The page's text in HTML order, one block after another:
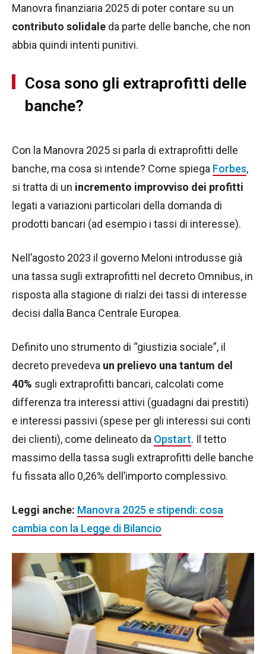
Manovra finanziaria 2025 di poter contare su un
contributo solidale da parte delle banche, che non
abbia quindi intenti punitivi.
Cosa sono gli extraprofitti delle
banche?
Con la Manovra 2025 si parla di extraprofitti delle
banche, ma cosa si intende? Come spiega Forbes,
si tratta di un incremento improvviso dei profitti
legati a variazioni particolari della domanda di
prodotti bancari (ad esempio i tassi di interesse).
Nell’agosto 2023 il governo Meloni introdusse già
una tassa sugli extraprofitti nel decreto Omnibus, in
risposta alla stagione di rialzi dei tassi di interesse
decisi dalla Banca Centrale Europea.
Definito uno strumento di “giustizia sociale”, il
decreto prevedeva un prelievo una tantum del
40% sugli extraprofitti bancari, calcolati come
differenza tra interessi attivi (guadagni dai prestiti)
e interessi passivi (spese per gli interessi sui conti
dei clienti), come delineato da Opstart. Il tetto
massimo della tassa sugli extraprofitti delle banche
fu fissata allo 0,26% dell’importo complessivo.
Leggi anche: Manovra 2025 e stipendi: cosa
cambia con la Legge di Bilancio